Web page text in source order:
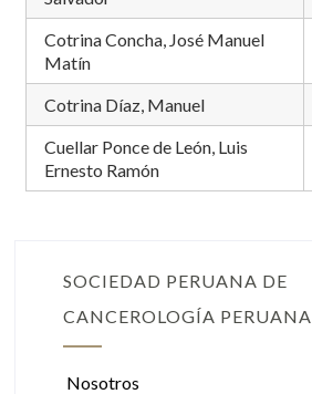
Cotrina Concha, José Manuel
Matín
Cotrina Díaz, Manuel
Cuellar Ponce de León, Luis
Ernesto Ramón
SOCIEDAD PERUANA DE
CANCEROLOGÍA PERUANA
Nosotros